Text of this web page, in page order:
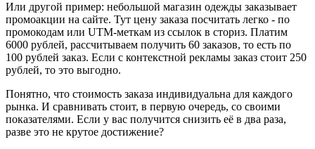
Или другой пример: небольшой магазин одежды заказывает
промоакции на сайте. Тут цену заказа посчитать легко - по
промокодам или UTM-меткам из ссылок в сториз. Платим
6000 рублей, рассчитываем получить 60 заказов, то есть по
100 рублей заказ. Если с контекстной рекламы заказ стоит 250
рублей, то это выгодно.
Понятно, что стоимость заказа индивидуальна для каждого
рынка. И сравнивать стоит, в первую очередь, со своими
показателями. Если у вас получится снизить её в два раза,
разве это не крутое достижение?